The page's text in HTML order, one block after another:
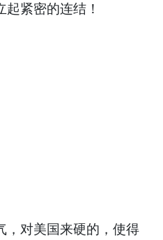
紧密的连结！
对美国来硬的，使得